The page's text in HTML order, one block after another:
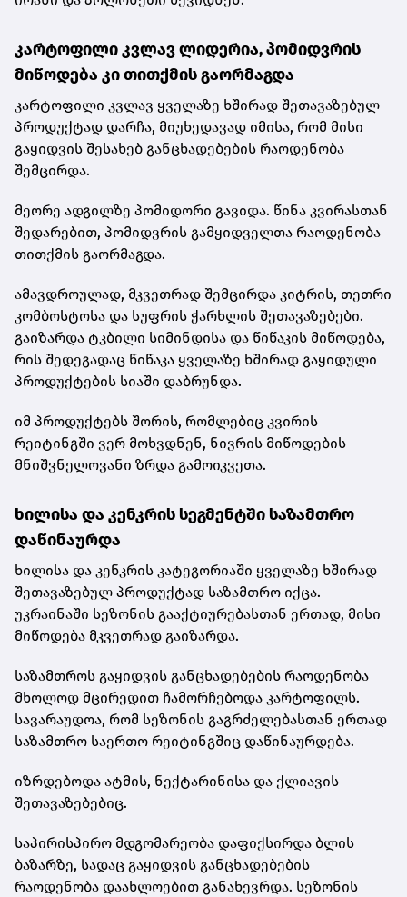
კარტოფილი კვლავ ლიდერია, პომიდვრის
მიწოდება კი თითქმის გაორმაგდა
კარტოფილი კვლავ ყველაზე ხშირად შეთავაზებულ
პროდუქტად დარჩა, მიუხედავად იმისა, რომ მისი
გაყიდვის შესახებ განცხადებების რაოდენობა
შემცირდა.
მეორე ადგილზე პომიდორი გავიდა. წინა კვირასთან
შედარებით, პომიდვრის გამყიდველთა რაოდენობა
თითქმის გაორმაგდა.
ამავდროულად, მკვეთრად შემცირდა კიტრის, თეთრი
კომბოსტოსა და სუფრის ჭარხლის შეთავაზებები.
გაიზარდა ტკბილი სიმინდისა და წიწაკის მიწოდება,
რის შედეგადაც წიწაკა ყველაზე ხშირად გაყიდული
პროდუქტების სიაში დაბრუნდა.
იმ პროდუქტებს შორის, რომლებიც კვირის
რეიტინგში ვერ მოხვდნენ, ნივრის მიწოდების
მნიშვნელოვანი ზრდა გამოიკვეთა.
ხილისა და კენკრის სეგმენტში საზამთრო
დაწინაურდა
ხილისა და კენკრის კატეგორიაში ყველაზე ხშირად
შეთავაზებულ პროდუქტად საზამთრო იქცა.
უკრაინაში სეზონის გააქტიურებასთან ერთად, მისი
მიწოდება მკვეთრად გაიზარდა.
საზამთროს გაყიდვის განცხადებების რაოდენობა
მხოლოდ მცირედით ჩამორჩებოდა კარტოფილს.
სავარაუდოა, რომ სეზონის გაგრძელებასთან ერთად
საზამთრო საერთო რეიტინგშიც დაწინაურდება.
იზრდებოდა ატმის, ნექტარინისა და ქლიავის
შეთავაზებებიც.
საპირისპირო მდგომარეობა დაფიქსირდა ბლის
ბაზარზე, სადაც გაყიდვის განცხადებების
რაოდენობა დაახლოებით განახევრდა. სეზონის